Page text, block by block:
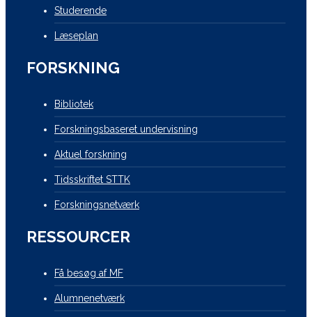
Studerende
Læseplan
FORSKNING
Bibliotek
Forskningsbaseret undervisning
Aktuel forskning
Tidsskriftet STTK
Forskningsnetværk
RESSOURCER
Få besøg af MF
Alumnenetværk